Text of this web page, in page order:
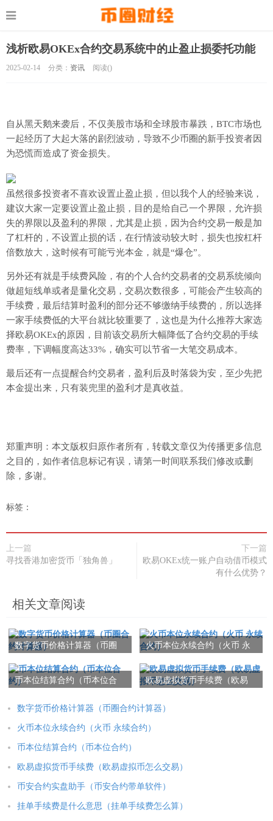
浅析欧易OKEx合约交易系统中的止盈止损委托功能
2025-02-14 分类： 资讯 阅读()
自从黑天鹅来袭后，不仅美股市场和全球股市暴跌，BTC市场也
一起经历了大起大落的剧烈波动，导致不少币圈的新手投资者因
为恐慌而造成了资金损失。
虽然很多投资者不喜欢设置止盈止损，但以我个人的经验来说，
建议大家一定要设置止盈止损，目的是给自己一个界限，允许损
失的界限以及盈利的界限，尤其是止损，因为合约交易一般是加
了杠杆的，不设置止损的话，在行情波动较大时，损失也按杠杆
倍数放大，这时候有可能亏光本金，就是“爆仓”。
另外还有就是手续费风险，有的个人合约交易者的交易系统倾向
做超短线单或者是量化交易，交易次数很多，可能会产生较高的
手续费，最后结算时盈利的部分还不够缴纳手续费的，所以选择
一家手续费低的大平台就比较重要了，这也是为什么推荐大家选
择欧易OKEx的原因，目前该交易所大幅降低了合约交易的手续
费率，下调幅度高达33%，确实可以节省一大笔交易成本。
最后还有一点提醒合约交易者，盈利后及时落袋为安，至少先把
本金提出来，只有装兜里的盈利才是真收益。
郑重声明：本文版权归原作者所有，转载文章仅为传播更多信息
之目的，如作者信息标记有误，请第一时间联系我们修改或删
除，多谢。
标签：
上一篇
寻找香港加密货币「独角兽」
下一篇
欧易OKEx统一账户自动借币模式
有什么优势？
相关文章阅读
数字货币价格计算器（币圈
火币本位永续合约（火币 永
币本位结算合约（币本位合
欧易虚拟货币手续费（欧易
数字货币价格计算器（币圈合约计算器）
火币本位永续合约（火币 永续合约）
币本位结算合约（币本位合约）
欧易虚拟货币手续费（欧易虚拟币怎么交易）
币安合约实盘助手（币安合约带单软件）
挂单手续费是什么意思（挂单手续费怎么算）